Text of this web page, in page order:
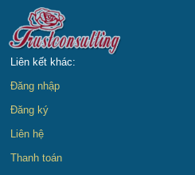
Liên kết khác:
Đăng nhập
Đăng ký
Liên hệ
Thanh toán